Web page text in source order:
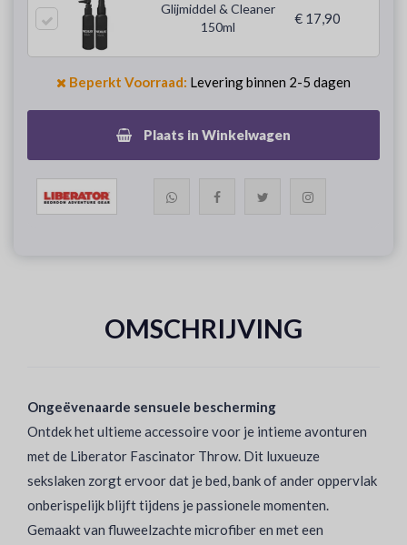
Glijmiddel & Cleaner
150ml
€ 17,90
Beperkt Voorraad: Levering binnen 2-5 dagen
Plaats in Winkelwagen
OMSCHRIJVING
Ongeëvenaarde sensuele bescherming
Ontdek het ultieme accessoire voor je intieme avonturen
met de Liberator Fascinator Throw. Dit luxueuze
sekslaken zorgt ervoor dat je bed, bank of ander oppervlak
onberispelijk blijft tijdens je passionele momenten.
Gemaakt van fluweelzachte microfiber en met een